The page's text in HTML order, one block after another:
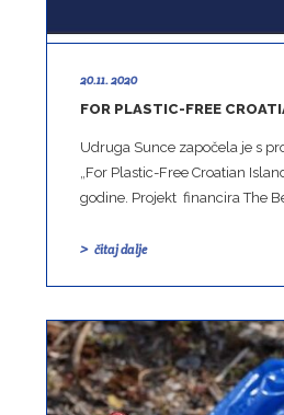
20.11. 2020
FOR PLASTIC-FREE
Udruga Sunce započela je s
„For Plastic-Free Croatian
godine. Projekt financira The
čitaj dalje